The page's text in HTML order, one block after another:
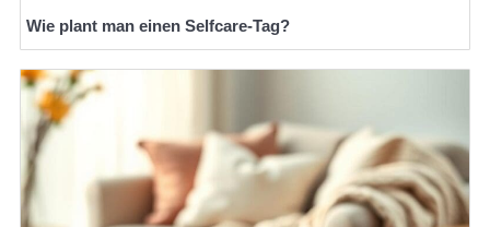
Wie plant man einen Selfcare-Tag?